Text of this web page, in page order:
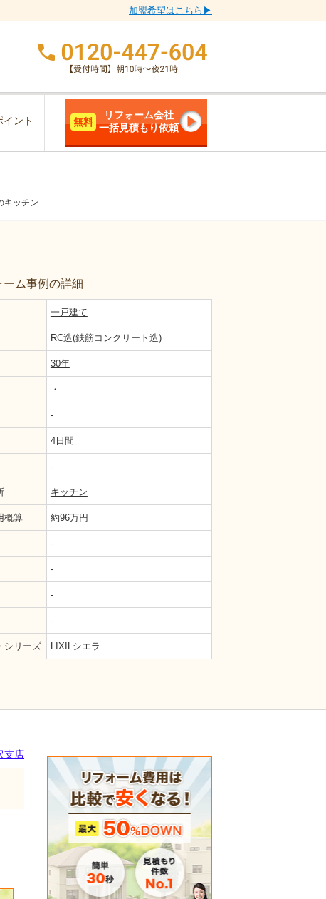
加盟希望はこちら▶
イント 無料
リフォーム会社
一括見積もり依頼
キッチン
ーム事例の詳細
ン
一戸建て
RC造(鉄筋コンクリート造)
30年
・
-
4日間
-
キッチン
概算 約96万円
-
-
-
-
シリーズ LIXILシエラ
支店